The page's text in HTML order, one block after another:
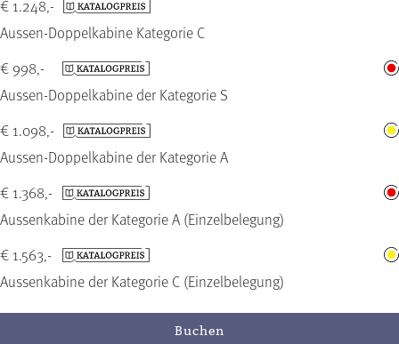
Aussen-Doppelkabine Kategorie C
€ 1.248,-
Aussen-Doppelkabine der Kategorie S
€ 998,-
Aussen-Doppelkabine der Kategorie A
€ 1.098,-
Aussenkabine der Kategorie A (Einzelbelegung)
€ 1.368,-
Aussenkabine der Kategorie C (Einzelbelegung)
€ 1.563,-
Buchen